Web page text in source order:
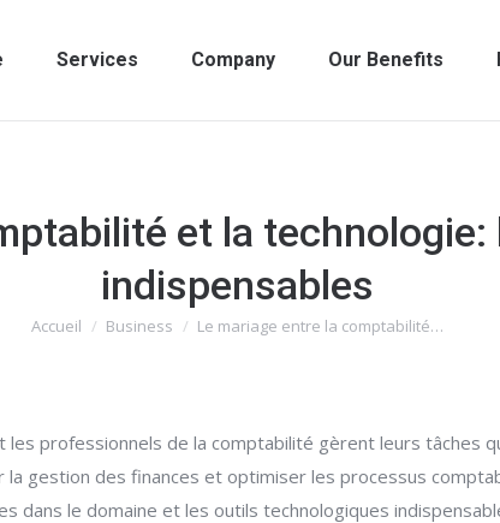
Services Company Our Benefits
et la
indispensables
Vous êtes ici :
Accueil Business Le mariage entre la comptabilité…
professionnels de la comptabilité gèrent leurs tâches
gestion des finances et optimiser les processus
dans le domaine et les outils technologiques